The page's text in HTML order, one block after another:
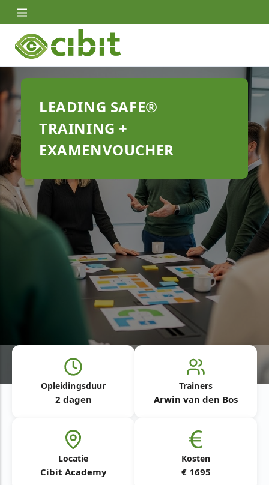
Skip
to
main
content
LEADING SAFE®
TRAINING +
EXAMENVOUCHER
Opleidingsduur
2 dagen
Trainers
Arwin van den Bos
Locatie
Cibit Academy
Kosten
€ 1695